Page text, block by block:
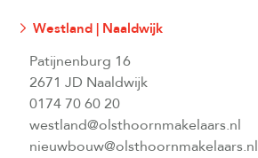
Westland | Naaldwijk
Patijnenburg 16
2671 JD Naaldwijk
0174 70 60 20
westland@olsthoornmakelaars.nl
nieuwbouw@olsthoornmakelaars.nl